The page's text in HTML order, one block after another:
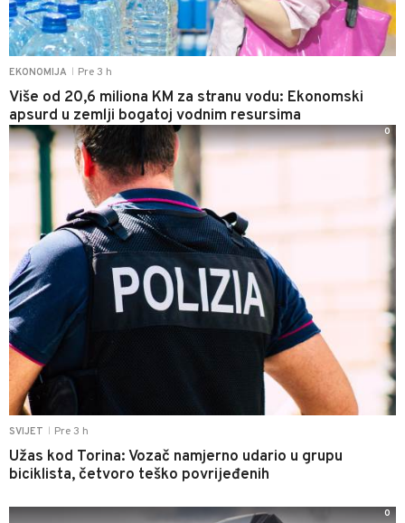
EKONOMIJA Pre 3 h
Više od 20,6 miliona KM za stranu vodu: Ekonomski
apsurd u zemlji bogatoj vodnim resursima
SVIJET Pre 3 h
Užas kod Torina: Vozač namjerno udario u grupu
biciklista, četvoro teško povrijeđenih
0
0